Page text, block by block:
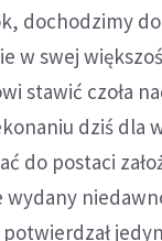
dochodzimy
w swej
stawić czoła
dziś dla
do postaci
wydany